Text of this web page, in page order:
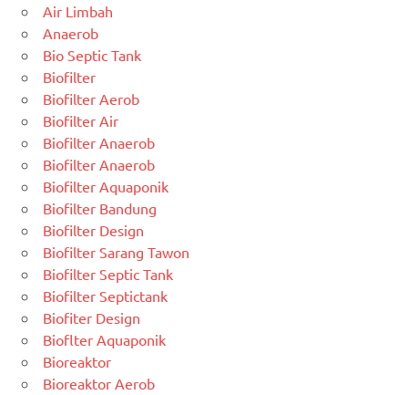
Air Limbah
Anaerob
Bio Septic Tank
Biofilter
Biofilter Aerob
Biofilter Air
Biofilter Anaerob
Biofilter Anaerob
Biofilter Aquaponik
Biofilter Bandung
Biofilter Design
Biofilter Sarang Tawon
Biofilter Septic Tank
Biofilter Septictank
Biofiter Design
Bioflter Aquaponik
Bioreaktor
Bioreaktor Aerob